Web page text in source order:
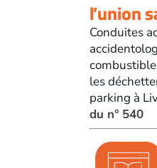
l’union
Conduites
les
parking à
du n° 540